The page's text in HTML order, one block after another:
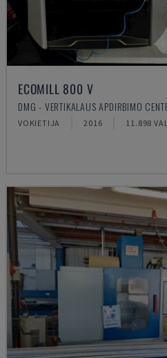
ECOMILL 800 V
DMG - VERTIKALAUS APDIRBIMO
VOKIETIJA 2016 11.898